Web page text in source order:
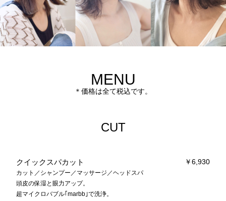
MENU
価格は全て税込です。
CUT
クイックスパカット
カット／シャンプー／マッサージ／ヘッドスパ
頭皮の保湿と眼力アップ。
超マイクロバブル｢marbb｣で洗浄。
￥6,930